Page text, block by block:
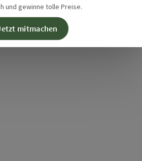
und gewinne tolle Preise.
mitmachen